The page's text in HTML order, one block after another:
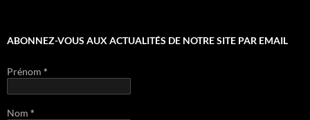
ABONNEZ-VOUS AUX ACTUALITÉS DE NOTRE SITE PAR EMAIL
Prénom *
Nom *